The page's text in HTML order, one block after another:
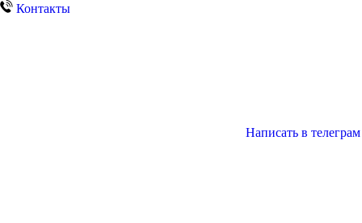
Контакты
Написать в телеграм